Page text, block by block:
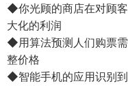
◆你光顾的商店在对顾
大化的利润
◆用算法预测人们购票
整价格
◆智能手机的应用识别